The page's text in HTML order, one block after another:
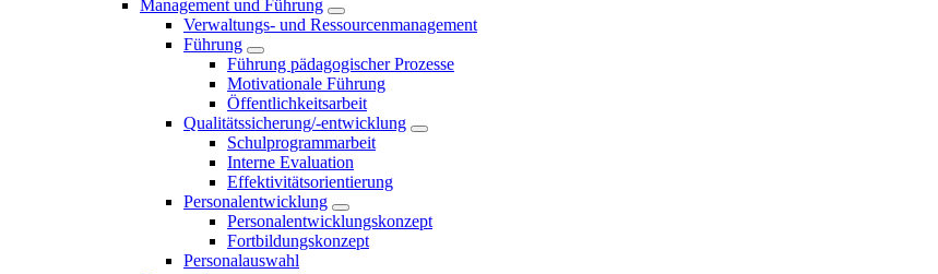
Management und Führung
Verwaltungs- und Ressourcenmanagement
Führung
Führung pädagogischer Prozesse
Motivationale Führung
Öffentlichkeitsarbeit
Qualitätssicherung/-entwicklung
Schulprogrammarbeit
Interne Evaluation
Effektivitätsorientierung
Personalentwicklung
Personalentwicklungskonzept
Fortbildungskonzept
Personalauswahl